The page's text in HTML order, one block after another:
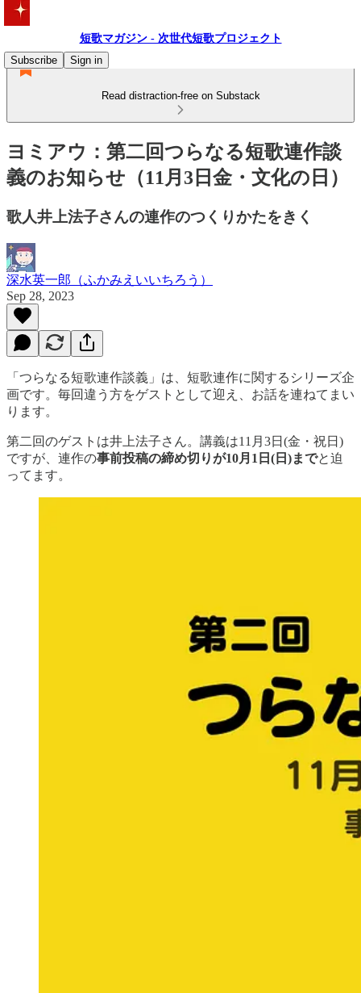
短歌マガジン - 次世代短歌プロジェクト
Subscribe
Sign in
Read distraction-free on Substack
ヨミアウ：第二回つらなる短歌連作談
義のお知らせ（11月3日金・文化の日）
歌人井上法子さんの連作のつくりかたをきく
深水英一郎（ふかみえいいちろう）
Sep 28, 2023
「つらなる短歌連作談義」は、短歌連作に関するシリーズ企
画です。毎回違う方をゲストとして迎え、お話を連ねてまい
ります。
第二回のゲストは井上法子さん。講義は11月3日(金・祝日)
ですが、連作の事前投稿の締め切りが10月1日(日)までと迫
ってます。